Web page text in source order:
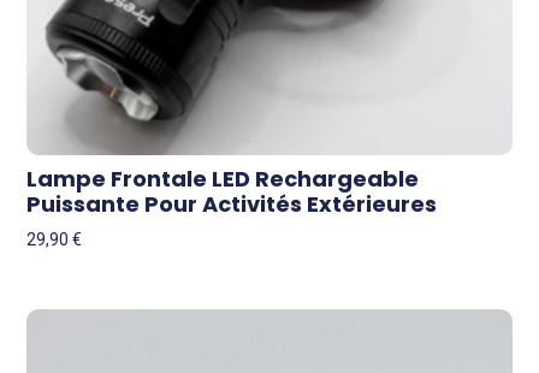
Lampe Frontale LED Rechargeable
Puissante Pour Activités Extérieures
29,90€